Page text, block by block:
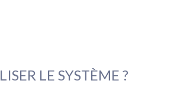
LE SYSTÈME ?